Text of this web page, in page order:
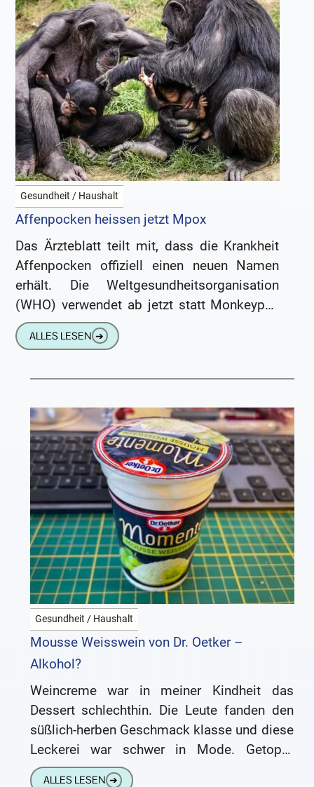
Gesundheit / Haushalt
Affenpocken heissen jetzt Mpox
Das Ärzteblatt teilt mit, dass die Krankheit
Affenpocken offiziell einen neuen Namen
erhält. Die Weltgesundheitsorganisation
(WHO) verwendet ab jetzt statt Monkeypox
(Affenpocken) die Bezeichnung „Mpox“. Das
hat die WHO heute
ALLES LESEN ➔
Gesundheit / Haushalt
Mousse Weisswein von Dr. Oetker –
Alkohol?
Weincreme war in meiner Kindheit das
Dessert schlechthin. Die Leute fanden den
süßlich-herben Geschmack klasse und diese
Leckerei war schwer in Mode. Getoppt
werden konnte Weißweincreme nur noch von
ALLES LESEN ➔